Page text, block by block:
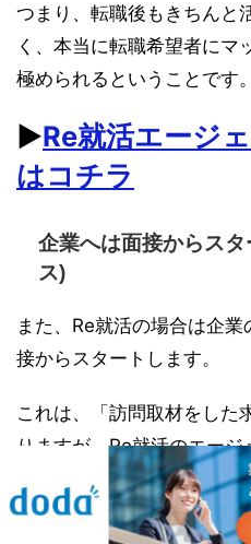
つまり、転職後もきちんと
く、本当に転職希望者にマ
極められるということです。
▶︎Re就活エージ
はコチラ
企業へは面接からス
ス)
また、Re就活の場合は企
接からスタートします。
これは、「訪問取材をした
りますが、Re就活のエー
ている証明です。
つまり企業からすると、「